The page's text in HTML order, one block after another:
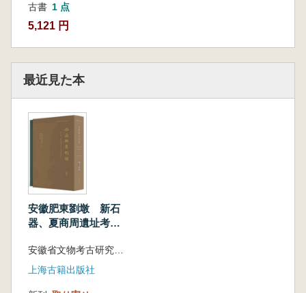
古書 1 点
5,121 円
最近見た本
安徽肥東劉墩 新石
器、夏商周遺址考古
下 全3冊
上海古籍出版社